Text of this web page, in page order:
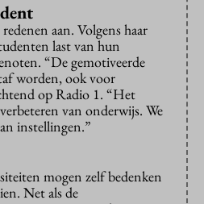
aan. Volgens haar
last van hun
“De gemotiveerde
worden, ook voor
op Radio 1. “Het
van onderwijs. We
instellingen.”
mogen zelf bedenken
Net als de